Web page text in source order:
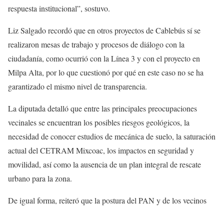
respuesta institucional”, sostuvo.
Liz Salgado recordó que en otros proyectos de Cablebús sí se
realizaron mesas de trabajo y procesos de diálogo con la
ciudadanía, como ocurrió con la Línea 3 y con el proyecto en
Milpa Alta, por lo que cuestionó por qué en este caso no se ha
garantizado el mismo nivel de transparencia.
La diputada detalló que entre las principales preocupaciones
vecinales se encuentran los posibles riesgos geológicos, la
necesidad de conocer estudios de mecánica de suelo, la saturación
actual del CETRAM Mixcoac, los impactos en seguridad y
movilidad, así como la ausencia de un plan integral de rescate
urbano para la zona.
De igual forma, reiteró que la postura del PAN y de los vecinos